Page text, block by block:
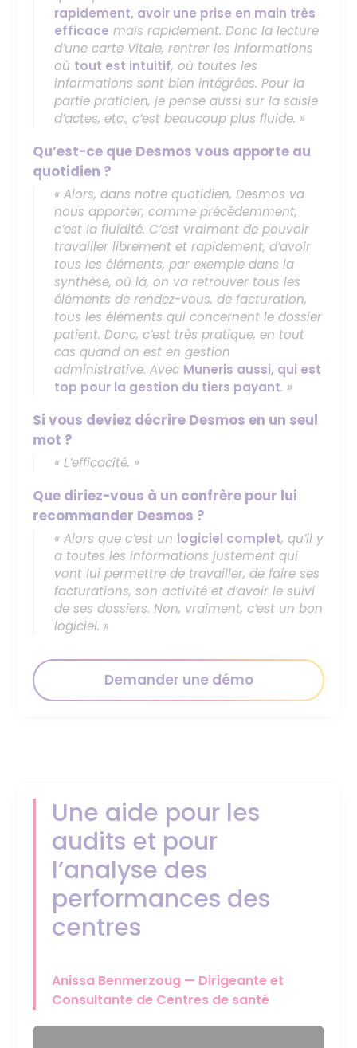
rapidement, avoir une prise en main très
efficace mais rapidement. Donc la lecture
d’une carte Vitale, rentrer les informations
où tout est intuitif, où toutes les
informations sont bien intégrées. Pour la
partie praticien, je pense aussi sur la saisie
d’actes, etc., c’est beaucoup plus fluide. »
Qu’est-ce que Desmos vous apporte au
quotidien ?
« Alors, dans notre quotidien, Desmos va
nous apporter, comme précédemment,
c’est la fluidité. C’est vraiment de pouvoir
travailler librement et rapidement, d’avoir
tous les éléments, par exemple dans la
synthèse, où là, on va retrouver tous les
éléments de rendez-vous, de facturation,
tous les éléments qui concernent le dossier
patient. Donc, c’est très pratique, en tout
cas quand on est en gestion
administrative. Avec Muneris aussi, qui est
top pour la gestion du tiers payant. »
Si vous deviez décrire Desmos en un seul
mot ?
« L’efficacité. »
Que diriez-vous à un confrère pour lui
recommander Desmos ?
« Alors que c’est un logiciel complet, qu’il y
a toutes les informations justement qui
vont lui permettre de travailler, de faire ses
facturations, son activité et d’avoir le suivi
de ses dossiers. Non, vraiment, c’est un bon
logiciel. »
Demander une démo
Une aide pour les
audits et pour
l’analyse des
performances des
centres
Anissa Benmerzoug — Dirigeante et
Consultante de Centres de santé